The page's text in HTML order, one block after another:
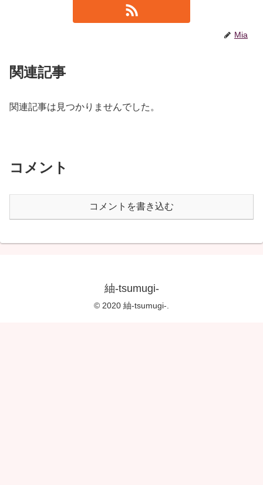
Mia
関連記事
関連記事は見つかりませんでした。
コメント
コメントを書き込む
紬-tsumugi-
© 2020 紬-tsumugi-.